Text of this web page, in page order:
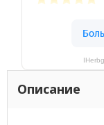
Описание